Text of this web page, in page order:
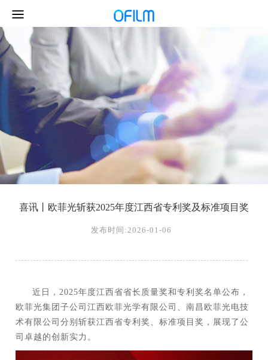
喜讯丨欧菲光斩获2025年度江西省专利奖及标准项目奖
发布时间:2026-01-06
近日， 2025年度江西省省长质量奖和专利奖名单公布，
欧菲光集团子公司江西欧菲光学有限公司、南昌欧菲光电技
术有限公司分别斩获江西省专利奖、标准项目奖，展现了公
司卓越的创新实力。